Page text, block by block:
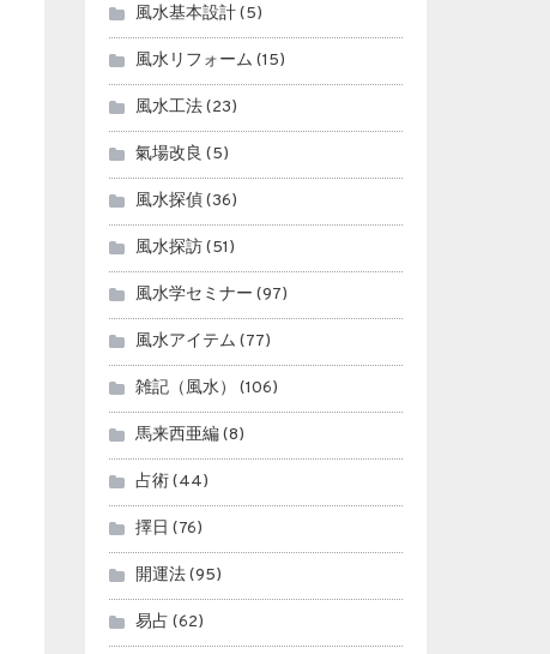
風水基本設計(5)
風水リフォーム (15)
風水工法(23)
氣場改良 (5)
風水探偵(36)
風水探訪(51)
風水学セミナー (97)
風水アイテム (77)
雑記（風水） (106)
馬来西亜編(8)
占術(44)
擇日 (76)
開運法(95)
易占 (62)